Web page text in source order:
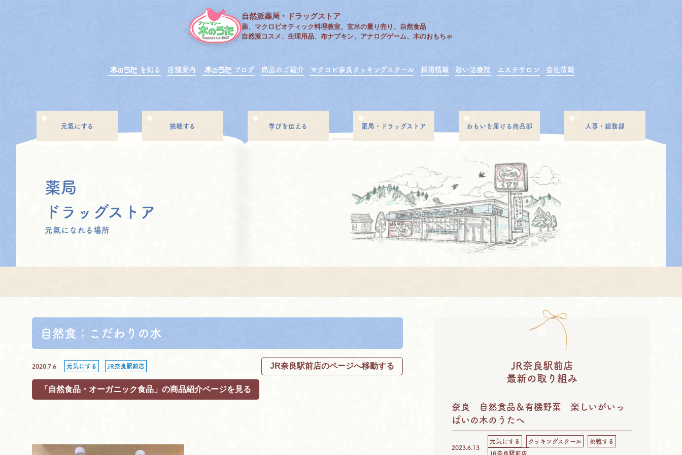
自然派薬局・ドラッグストア
薬、マクロビオティック料理教室、玄米の量り売り、自然食品
自然派コスメ、生理用品、布ナプキン、アナログゲーム、木のおもちゃ
を知る 店舗案内 ブログ 商品のご紹介 マクロビ奈良クッキングスクール 採用情報 憩い治療院 エステサロン 会社情報
元氣にする 挑戦する 学びを伝える 薬局・ドラッグストア おもいを届ける商品部 人事・総務部
薬局
ドラッグストア
元氣になれる場所
自然食：こだわりの水
2020.7.6 元気にする JR奈良駅前店 JR奈良駅前店のページへ移動する
「自然食品・オーガニック食品」の商品紹介ページを見る
JR奈良駅前店
最新の取り組み
奈良 自然食品＆有機野菜 楽しいがいっ
ぱいの木のうたへ
2023.6.13
元気にする クッキングスクール
挑戦する
JR奈良駅前店